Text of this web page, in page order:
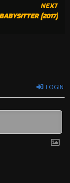
NEXT
(2017)
LOGIN